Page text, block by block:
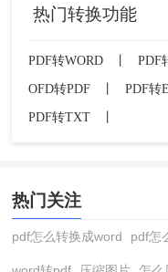
热门转换功能
PDF转WORD PDF
OFD转PDF
PDF转
PDF转TXT
热门关注
pdf怎么转换成word pdf怎